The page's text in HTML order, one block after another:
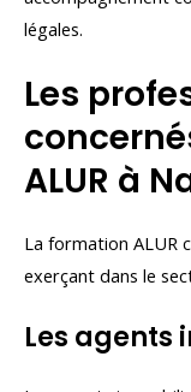
légales.
Les
ALUR à
La formation ALUR
exerçant dans le
Les agents